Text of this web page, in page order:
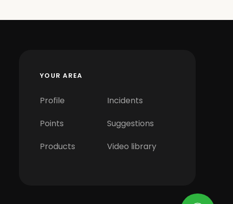
YOUR AREA
Profile
Incidents
Points
Suggestions
Products
Video library